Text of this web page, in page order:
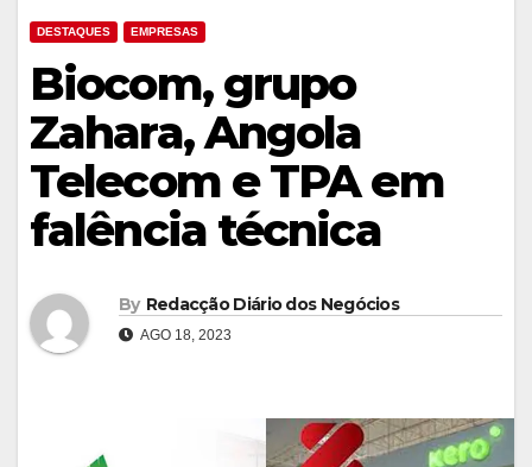
DESTAQUES EMPRESAS
Biocom, grupo
Zahara, Angola
Telecom e TPA em
falência técnica
By Redacção Diário dos Negócios
AGO 18, 2023